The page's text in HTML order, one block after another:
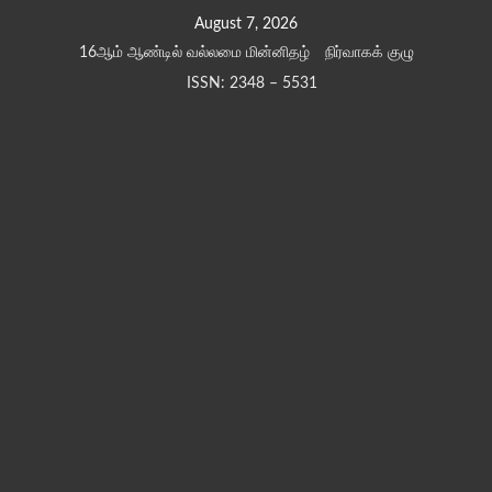
August 7, 2026
16ஆம் ஆண்டில் வல்லமை மின்னிதழ்
நிர்வாகக் குழு
ISSN: 2348 – 5531